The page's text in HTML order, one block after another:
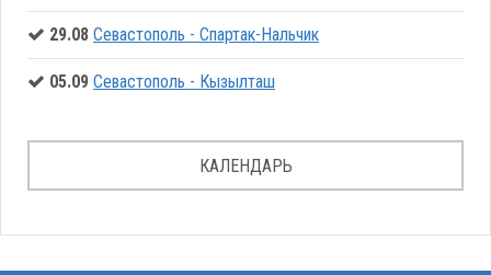
29.08 Севастополь - Спартак-Нальчик
05.09 Севастополь - Кызылташ
КАЛЕНДАРЬ